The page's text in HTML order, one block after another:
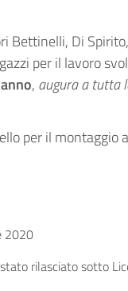
Bettinelli, Di
per il lavoro
, augura a tutta
per il montaggio
2020
rilasciato sotto